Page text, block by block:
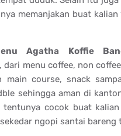
memanjakan buat
Agatha Koffie
dari menu coffee, non
main course, snack
sehingga aman di
tentunya cocok buat
ngopi santai bareng